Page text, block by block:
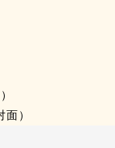
面）